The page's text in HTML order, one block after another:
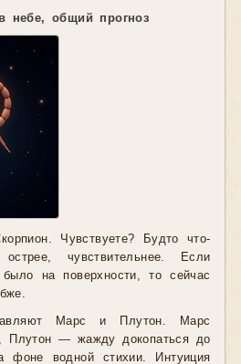
небе, общий прогноз
Чувствуете? Будто что-
чувствительнее. Если
на поверхности, то сейчас
Марс и Плутон. Марс
Плутон — жажду докопаться до
фоне водной стихии. Интуиция